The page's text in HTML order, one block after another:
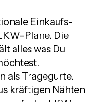
Einkaufs-
Plane. Die
alles was Du
als Tragegurte.
kräftigen Nähten